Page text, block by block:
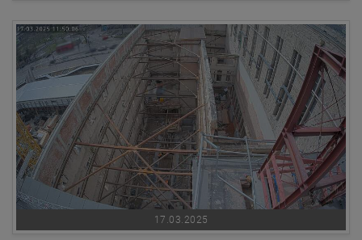
17.03.2025